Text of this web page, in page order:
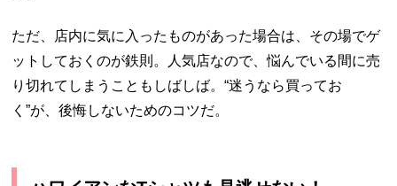
ただ、店内に気に入ったものがあった場合は、その場でゲ
ットしておくのが鉄則。人気店なので、悩んでいる間に売
り切れてしまうこともしばしば。“迷うなら買ってお
く”が、後悔しないためのコツだ。